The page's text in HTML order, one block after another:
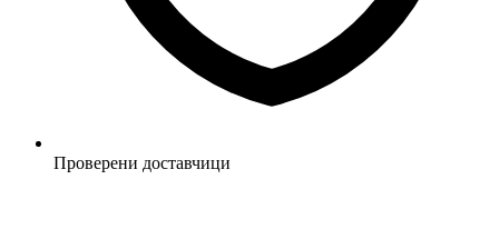
Проверени доставчици